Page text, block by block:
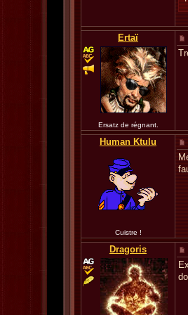
Ertaï
Ersatz de régnant.
Human Ktulu
Cuistre !
Dragoris